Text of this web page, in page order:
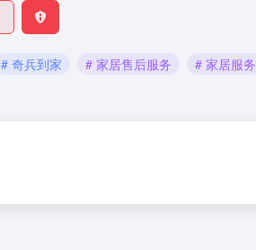
# 奇兵到家 # 家居售后服务 # 家居服务